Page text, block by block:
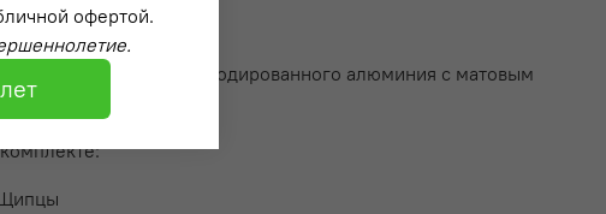
20см
сталь
Рукоятки из кастомно-анодированного алюминия с матовым
офертой.